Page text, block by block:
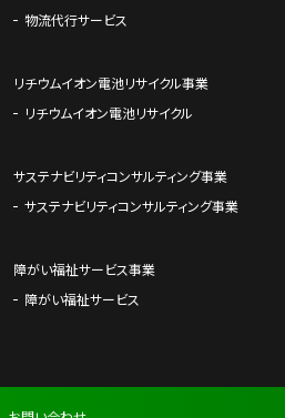
物流代行サービス
リチウムイオン電池リサイクル事業
リチウムイオン電池リサイクル
サステナビリティコンサルティング事業
サステナビリティコンサルティング事業
障がい福祉サービス事業
障がい福祉サービス